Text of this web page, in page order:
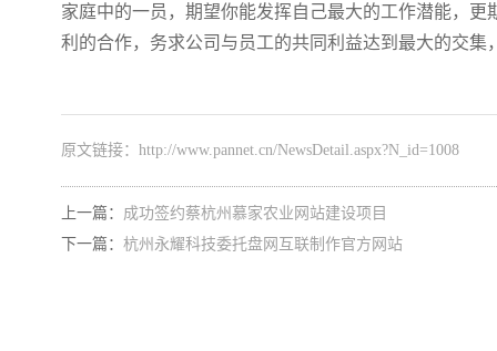
家庭中的一员，期望你能发挥自己最大的工作潜能，更
利的合作，务求公司与员工的共同利益达到最大的交集
原文链接：http://www.pannet.cn/NewsDetail.aspx?N_id=1008
上一篇： 成功签约蔡杭州慕家农业网站建设项目
下一篇：杭州永耀科技委托盘网互联制作官方网站